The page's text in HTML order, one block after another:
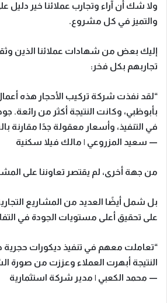
ولا شك أن آراء وتجارب عملائنا خير دليل
والتميز في كل مشروع.
إليك بعض من شهادات عملائنا الذين
تجاربهم بكل فخر:
“لقد نفذت شركة تركيب الأحجار هذه
بأبوظبي، وكانت النتيجة أكثر من رائعة.
في التنفيذ، وأسعار معقولة جدًا مقارنة
— سعيد المزروعي | مالك فيلا سكنية
من جهة أخرى، لم يقتصر تعاوننا على
بل شمل أيضًا العديد من المشاريع
على تحقيق أعلى مستويات الجودة في
“تعاملت معهم في تنفيذ ديكورات حجرية
النتيجة أبهرت العملاء وعززت من صورة
— محمد الكعبي | مدير شركة استثمارية